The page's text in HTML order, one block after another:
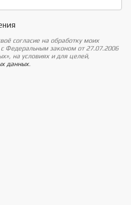
согласие на обработку моих
Федеральным законом от 27.07.2006
на условиях и для целей,
данных.